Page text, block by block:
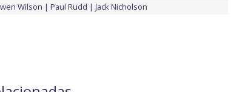
Wilson Paul Rudd Jack Nicholson